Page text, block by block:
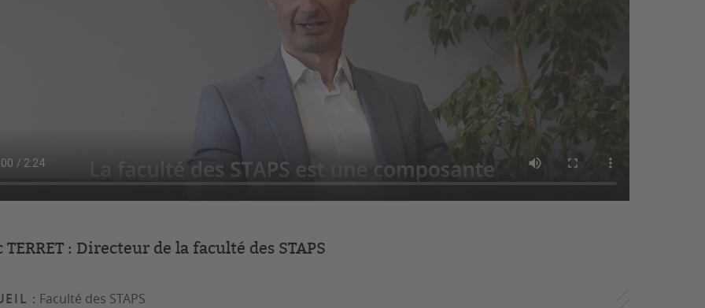
TERRET : Directeur de la faculté des STAPS
: Faculté des STAPS